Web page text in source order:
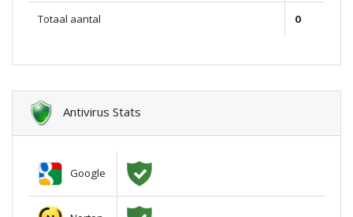
Totaal aantal 0
Antivirus Stats
Google